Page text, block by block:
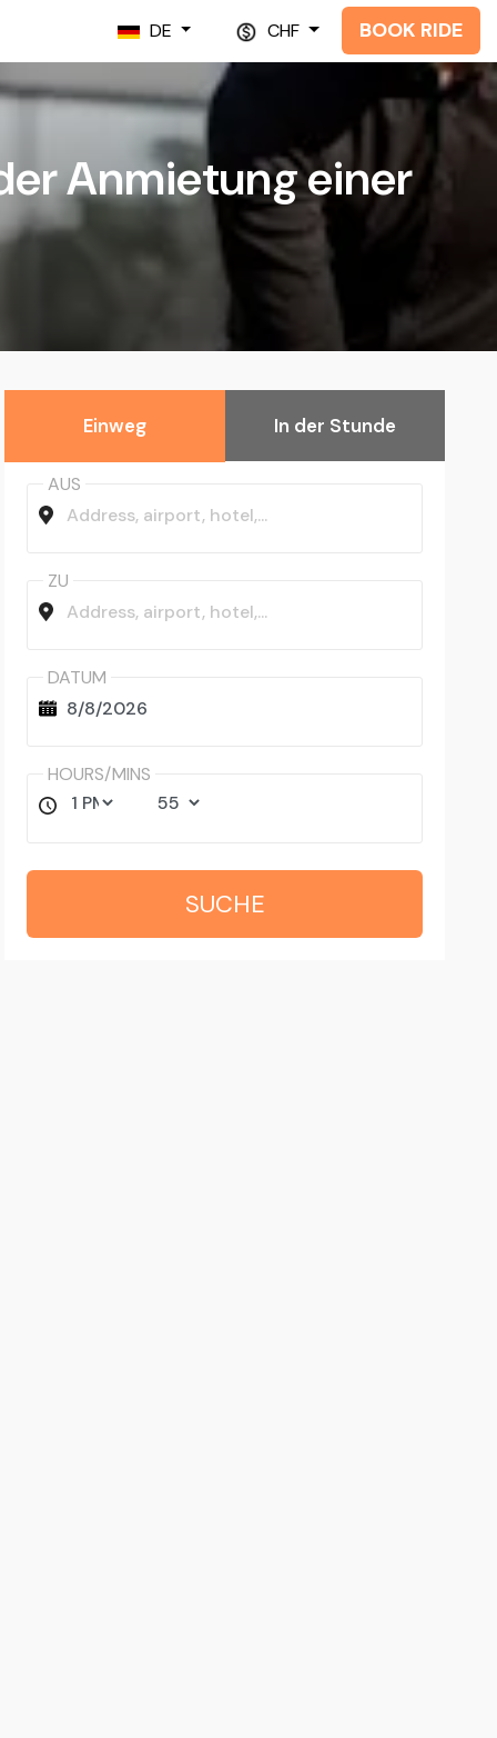
DE CHF BOOK RIDE
Anmietung einer
Einweg In der Stunde
AUS
ZU
DATUM
HOURS/MINS
SUCHE